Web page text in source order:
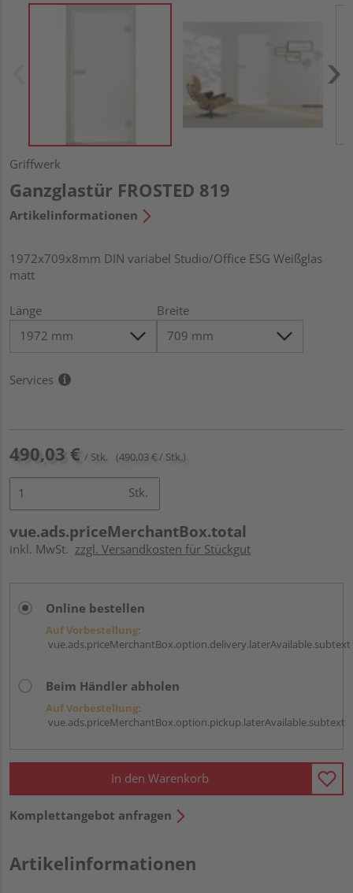
Griffwerk
Ganzglastür FROSTED 819
Artikelinformationen
1972x709x8mm DIN variabel Studio/Office ESG Weißglas
matt
Länge Breite
Services
490,03 € / Stk. (490,03 € / Stk.)
Stk.
vue.ads.priceMerchantBox.total
inkl. MwSt. zzgl. Versandkosten für Stückgut
Online bestellen
Auf Vorbestellung:
vue.ads.priceMerchantBox.option.delivery.laterAvailable.subtext
Beim Händler abholen
Auf Vorbestellung:
vue.ads.priceMerchantBox.option.pickup.laterAvailable.subtext
In den Warenkorb
Komplettangebot anfragen
Artikelinformationen